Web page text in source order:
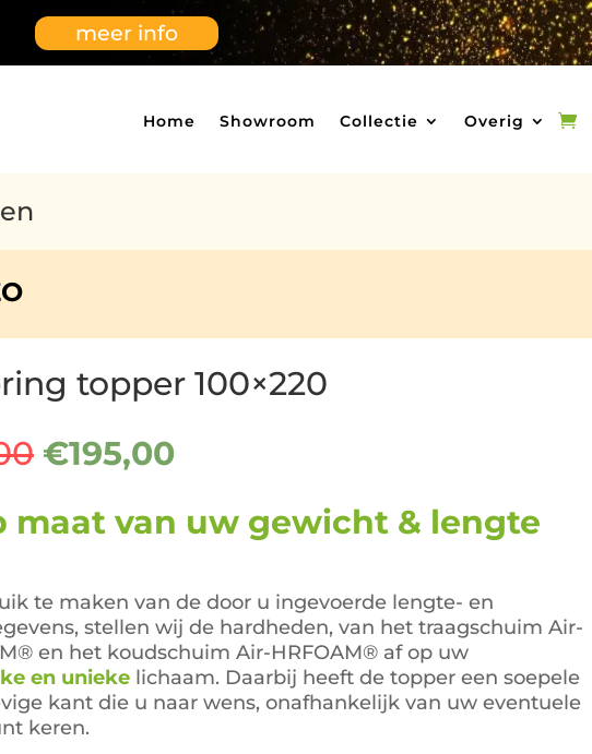
meer info
Home Showroom Collectie Overig
topper 100×220
Oorspronkelijke
prijs
was:
€395,00.
€195,00Huidige
€195,00.
maat van uw gewicht & lengte
te maken van de door u ingevoerde lengte- en
stellen wij de hardheden, van het traagschuim Air-
en het koudschuim Air-HRFOAM® af op uw
en uniekelichaam. Daarbij heeft de topper een soepele
kant die u naar wens, onafhankelijk van uw eventuele
keren.